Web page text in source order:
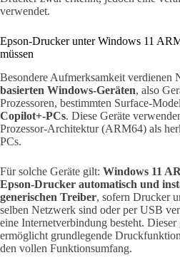
verwendet.
Epson-Drucker unter Windows 11
müssen
Besondere Aufmerksamkeit verdienen
basierten Windows-Geräten, also
Prozessoren, bestimmten Surface-
Copilot+-PCs. Diese Geräte
Prozessor-Architektur (ARM64) als
PCs.
Für solche Geräte gilt: Windows 11
Epson-Drucker automatisch und
generischen Treiber, sofern Drucker
selben Netzwerk sind oder per USB
eine Internetverbindung besteht. Dieser
ermöglicht grundlegende
den vollen Funktionsumfang.